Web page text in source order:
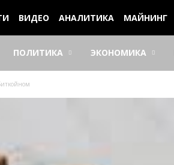
ВИДЕО АНАЛИТИКА МАЙНИНГ
ПОЛИТИКА ЭКОНОМИКА